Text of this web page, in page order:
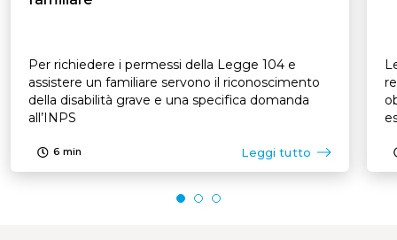
Per richiedere i permessi della Legge 104 e
assistere un familiare servono il riconoscimento
della disabilità grave e una specifica domanda
all’INPS
6 min Leggi tutto